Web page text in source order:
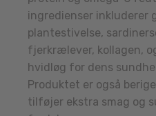
ingredienser inkluderer
plantestivelse,
fjerkrælever, kollagen,
hvidløg for dens
Produktet er også
tilføjer ekstra smag og